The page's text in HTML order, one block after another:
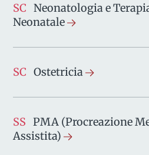
SC Neonatologia e
Neonatale
SC Ostetricia
SS PMA (Procreazione
Assistita)